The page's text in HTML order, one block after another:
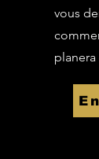
vous
planera